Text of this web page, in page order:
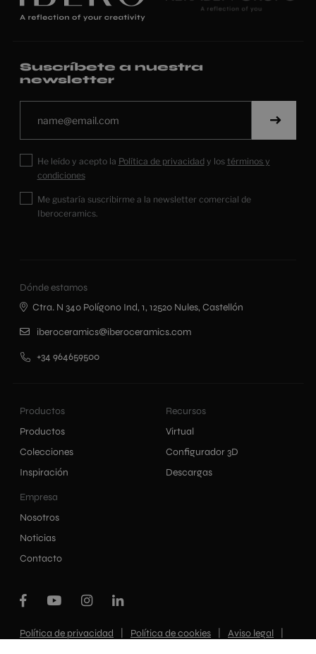
Suscríbete a nuestra
newsletter
He leído y acepto la Política de privacidady los términos y
condiciones
Me gustaría suscribirme a la newsletter comercial de
Iberoceramics.
Productos
Productos
Colecciones
Inspiración
Recursos
Virtual
Configurador 3D
Descargas
Empresa
Nosotros
Noticias
Contacto
Dónde estamos
Ctra. N 340 Polígono Ind, 1, 12520 Nules, Castellón
iberoceramics@iberoceramics.com
+34 964659500
Política de privacidad Política de cookies Aviso legal